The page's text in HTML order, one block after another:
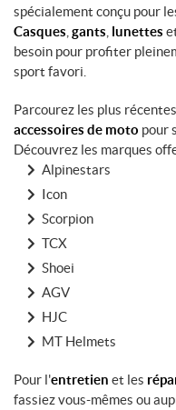
spécialement conçu pour
Casques gants lunettes
besoin pour profiter
sport favori.
Parcourez les plus
accessoires de moto pour
Découvrez les marques
Alpinestars
Icon
Scorpion
TCX
Shoei
AGV
HJC
MT Helmets
Pour l'entretien et les
fassiez vous-mêmes ou